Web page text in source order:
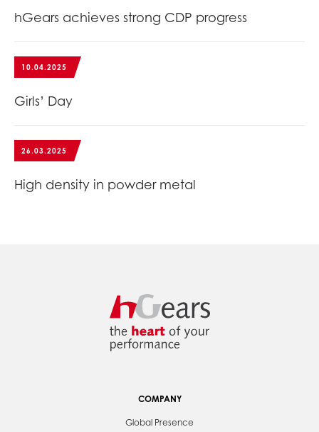
hGears achieves strong CDP progress
10.04.2025
Girls’ Day
26.03.2025
High density in powder metal
COMPANY
Global Presence